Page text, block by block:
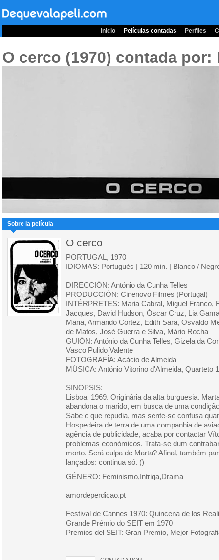
Inicio Películas contadas Perfiles
O cerco (1970) contada por:
Sobre la película
O cerco
PORTUGAL, 1970
IDIOMAS: Portugués | 120 min. | Blanco /
DIRECCIÓN: António da Cunha Telles
PRODUCCIÓN: Cinenovo Filmes (Portugal)
INTÉRPRETES: Maria Cabral, Miguel Franco,
Jacques, David Hudson, Óscar Cruz, Lia
Maria, Armando Cortez, Edith Sara, Osvaldo
de Matos, José Guerra e Silva, Mário Rocha
GUIÓN: António da Cunha Telles, Gizela da
Vasco Pulido Valente
FOTOGRAFÍA: Acácio de Almeida
MÚSICA: António Vitorino d'Almeida, Quarteto
SINOPSIS:
Lisboa, 1969. Originária da alta burguesia,
abandona o marido, em busca de uma
Sabe o que repudia, mas sente-se confusa
Hospedeira de terra de uma companhia de
agência de publicidade, acaba por contactar
problemas económicos. Trata-se dum
morto. Será culpa de Marta? Afinal, também
lançados: continua só. ()
GÉNERO: Feminismo,Intriga,Drama
amordeperdicao.pt
Festival de Cannes 1970: Quincena de los
Grande Prémio do SEIT em 1970
Premios del SEIT: Gran Premio, Mejor